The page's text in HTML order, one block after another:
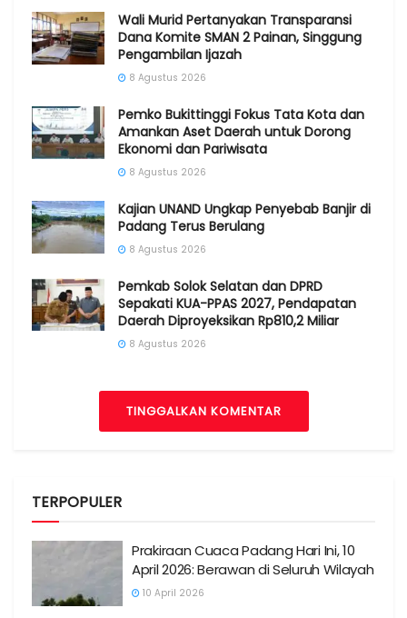
Wali Murid Pertanyakan Transparansi
Dana Komite SMAN 2 Painan, Singgung
Pengambilan Ijazah
8 Agustus 2026
Pemko Bukittinggi Fokus Tata Kota dan
Amankan Aset Daerah untuk Dorong
Ekonomi dan Pariwisata
8 Agustus 2026
Kajian UNAND Ungkap Penyebab Banjir di
Padang Terus Berulang
8 Agustus 2026
Pemkab Solok Selatan dan DPRD
Sepakati KUA-PPAS 2027, Pendapatan
Daerah Diproyeksikan Rp810,2 Miliar
8 Agustus 2026
TINGGALKAN KOMENTAR
TERPOPULER
Prakiraan Cuaca Padang Hari Ini, 10
April 2026: Berawan di Seluruh Wilayah
10 April 2026